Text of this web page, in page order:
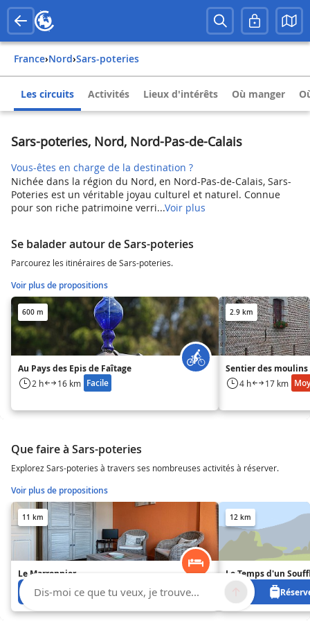
France› Nord› Sars-poteries
Les circuits Activités Lieux d'intérêts Où manger
Sars-poteries, Nord, Nord-Pas-de-Calais
Vous-êtes en charge de la destination ?
Nichée dans la région du Nord, en Nord-Pas-de-Calais, Sars-
Poteries est un véritable joyau culturel et naturel. Connue
pour son riche patrimoine verri...Voir plus
Se balader autour de Sars-poteries
Parcourez les itinéraires de Sars-poteries.
Voir plus de propositions
600 m
Au Pays des Epis de Faîtage
2 h 16 km Facile
2.9 km
Sentier des moulins
4 h 17 km
Que faire à Sars-poteries
Explorez Sars-poteries à travers ses nombreuses activités à réserver.
Voir plus de propositions
11 km
Le Marronnier
Réservez à partir de 0 €
12 km
Le Temps d'un
Dis-moi ce que tu veux, je trouve...